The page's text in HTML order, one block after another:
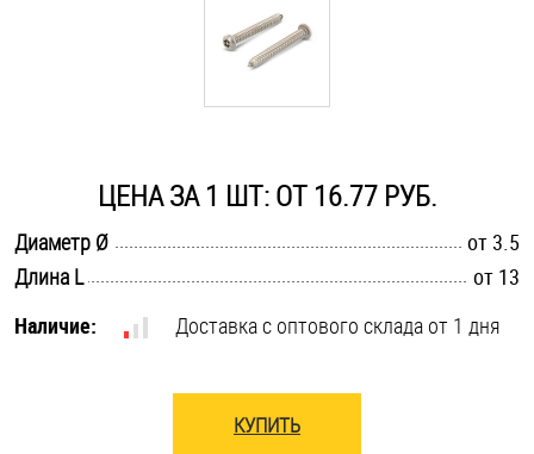
Шплинты
Штифты и пальцы
ЦЕНА ЗА 1 ШТ: ОТ 16.77 РУБ.
Диаметр Ø
от 3.5
Длина L
от 13
Наличие:
Доставка с оптового склада от 1 дня
КУПИТЬ